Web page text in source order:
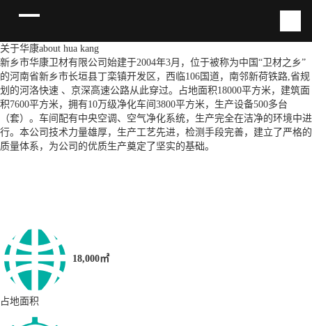
关于华康about hua kang
新乡市华康卫材有限公司始建于2004年3月，位于被称为中国“卫材之乡”
的河南省新乡市长垣县丁栾镇开发区，西临106国道，南邻新荷铁路,省规
划的河洛快速 、京深高速公路从此穿过。占地面积18000平方米，建筑面
积7600平方米，拥有10万级净化车间3800平方米，生产设备500多台
（套）。车间配有中央空调、空气净化系统，生产完全在洁净的环境中进
行。本公司技术力量雄厚，生产工艺先进，检测手段完善，建立了严格的
质量体系，为公司的优质生产奠定了坚实的基础。
18,000㎡
占地面积